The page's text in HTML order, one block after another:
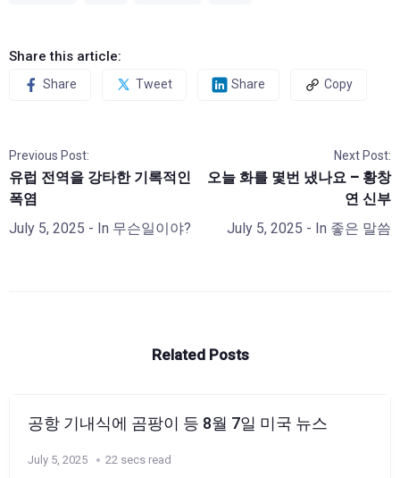
Share this article:
Share Tweet Share Copy
Previous Post:
유럽 전역을 강타한 기록적인
폭염
July 5, 2025 - In 무슨일이야?
Next Post:
오늘 화를 몇번 냈나요 – 황창
연 신부
July 5, 2025 - In 좋은 말씀
Related Posts
공항 기내식에 곰팡이 등 8월 7일 미국 뉴스
July 5, 2025 22 secs read